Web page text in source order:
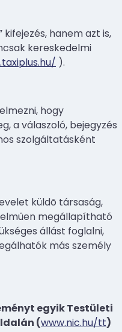
hanem azt is,
kereskedelmi
).
hogy
a válaszoló, bejegyzés
szolgáltatásként
küldõ társaság,
megállapítható
állást foglalni,
más személy
egyik Testületi
(www.nic.hu/tt)